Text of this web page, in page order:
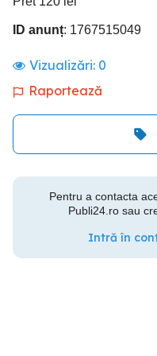
ID anunț: 1767515049
Vizualizări: 0
Raportează
Pentru a contacta
Publi24.ro sau
Intră în